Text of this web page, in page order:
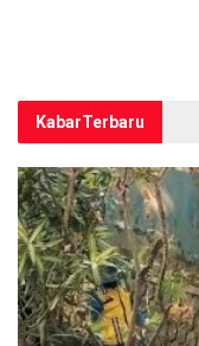
KabarTerbaru